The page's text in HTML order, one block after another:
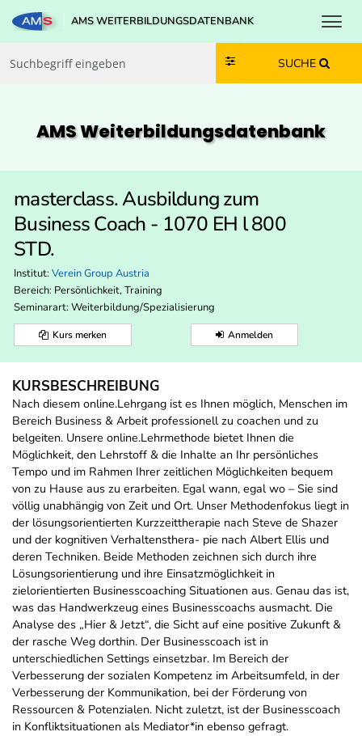
Zum Inhalt springen
Zum Navmenü springen
Zur Suche springen
Zur Footer springen
AMS WEITERBILDUNGSDATENBANK
SUCHE
AMS Weiterbildungs­datenbank
masterclass. Ausbildung zum
Business Coach - 1070 EH l 800
STD.
Institut: Verein Group Austria
Bereich: Persönlichkeit, Training
Seminarart: Weiterbildung/Spezialisierung
Kurs merken Anmelden
KURSBESCHREIBUNG
Nach diesem online.Lehrgang ist es Ihnen möglich, Menschen im
Bereich Business & Arbeit professionell zu coachen und zu
belgeiten. Unsere online.Lehrmethode bietet Ihnen die
Möglichkeit, den Lehrstoff & die Inhalte an Ihr persönliches
Tempo und im Rahmen Ihrer zeitlichen Möglichkeiten bequem
von zu Hause aus zu erarbeiten. Egal wann, egal wo – Sie sind
völlig unabhängig von Zeit und Ort. Unser Methodenfokus liegt in
der lösungsorientierten Kurzzeittherapie nach Steve de Shazer
und der kognitiven Verhaltensthera- pie nach Albert Ellis und
deren Techniken. Beide Methoden zeichnen sich durch ihre
Lösungsorientierung und ihre Einsatzmöglichkeit in
zielorientierten Businesscoaching Situationen aus. Genau das ist,
was das Handwerkzeug eines Businesscoachs ausmacht. Die
Analyse des „Hier & Jetzt“, die Sicht auf eine positive Zukunft &
der rasche Weg dorthin. Der Businesscoach ist in
unterschiedlichen Settings einsetzbar. Im Bereich der
Verbesserung der sozialen Kompetenz im Arbeitsumfeld, in der
Verbesserung der Kommunikation, bei der Förderung von
Ressourcen & Potenzialen. Nicht zuletzt, ist der Businesscoach
in Konfliktsituationen als Mediator*in ebenso gefragt.